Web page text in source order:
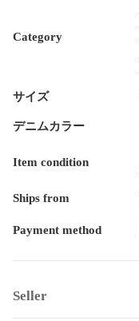
Category
サイズ
デニムカラー
Item condition
Ships from
Payment method
Seller